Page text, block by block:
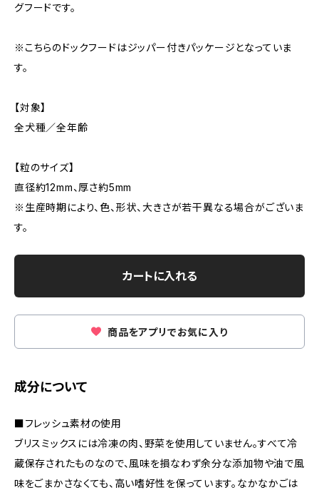
グフードです。
※こちらのドックフードはジッパー付きパッケージとなっていま
す。
【対象】
全犬種／全年齢
【粒のサイズ】
直径約12mm、厚さ約5mm
※生産時期により、色、形状、大きさが若干異なる場合がございま
す。
カートに入れる
商品をアプリでお気に入り
成分について
■フレッシュ素材の使用
ブリスミックスには冷凍の肉、野菜を使用していません。すべて冷
蔵保存されたものなので、風味を損なわず余分な添加物や油で風
味をごまかさなくても、高い嗜好性を保っています。なかなかごは